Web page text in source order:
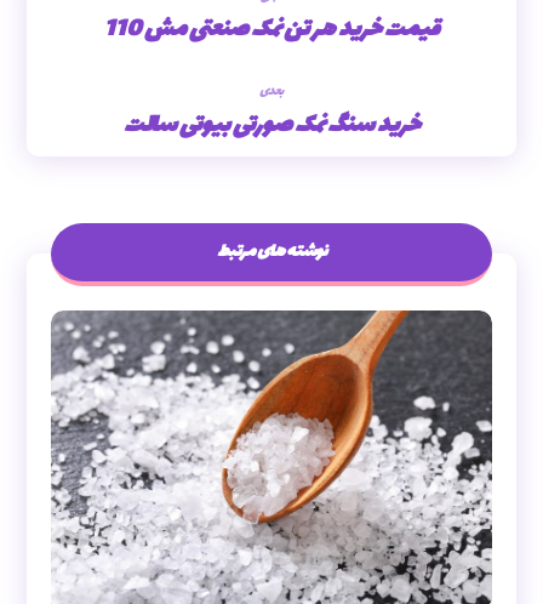
قیمت خرید هر تن نمک صنعتی مش 110
بعدی
خرید سنگ نمک صورتی بیوتی سالت
نوشته های مرتبط